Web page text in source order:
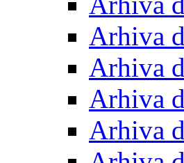
Arhiva
Arhiva
Arhiva
Arhiva